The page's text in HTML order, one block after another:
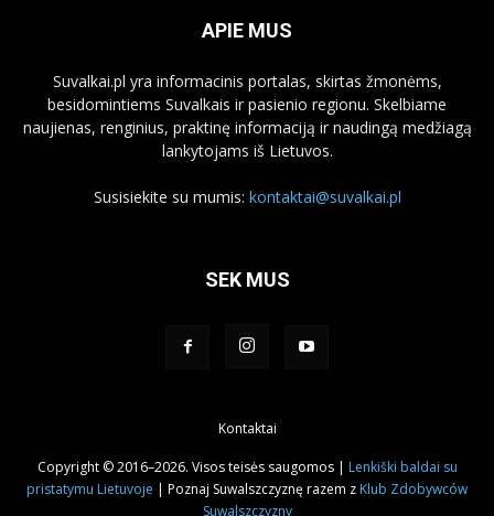
APIE MUS
Suvalkai.pl yra informacinis portalas, skirtas žmonėms,
besidomintiems Suvalkais ir pasienio regionu. Skelbiame
naujienas, renginius, praktinę informaciją ir naudingą medžiagą
lankytojams iš Lietuvos.
Susisiekite su mumis: kontaktai@suvalkai.pl
SEK MUS
Kontaktai
Copyright © 2016–2026. Visos teisės saugomos | Lenkiški baldai su
pristatymu Lietuvoje | Poznaj Suwalszczyznę razem z Klub Zdobywców
Suwalszczyzny